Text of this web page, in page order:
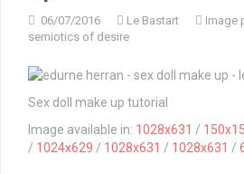
06/07/2016 Le Bastart Image
semiotics of desire
Sex doll make up tutorial
Image available in: 1028x631 /
/ 1024x629 / 1028x631 / 1028x631 /